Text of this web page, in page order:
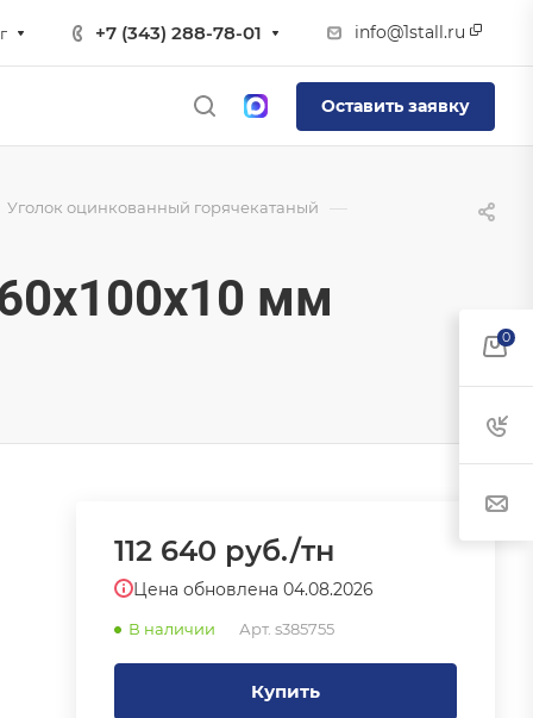
+7 (343) 288-78-01 info@1stall.ru
Оставить заявку
Уголок оцинкованный горячекатаный —
мм
112 640 руб./тн
Цена обновлена 04.08.2026
В наличии Арт. s385755
Купить
0